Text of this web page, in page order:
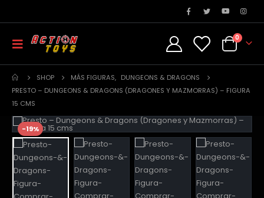
0
SHOP MÁS FIGURAS, DUNGEONS & DRAGONS
PRESTO – DUNGEONS & DRAGONS (DRAGONES Y MAZMORRAS) – FIGURA
15 CMS
-19%